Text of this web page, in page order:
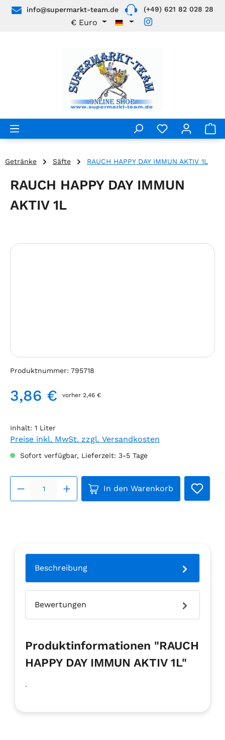
Zum Hauptinhalt springen
info@supermarkt-team.de (+49) 621 82 028 28
€ Euro
Getränke Säfte RAUCH HAPPY DAY IMMUN AKTIV 1L
RAUCH HAPPY DAY IMMUN
AKTIV 1L
Bildergalerie überspringen
Produktnummer: 795718
Regulärer Preis:
3,86 € vorher 2,46 €
Inhalt: 1 Liter
Preise inkl. MwSt. zzgl. Versandkosten
Sofort verfügbar, Lieferzeit: 3-5 Tage
Produkt Anzahl: Gib den
In den Warenkorb
Beschreibung
Bewertungen
Produktinformationen "RAUCH
HAPPY DAY IMMUN AKTIV 1L"
.